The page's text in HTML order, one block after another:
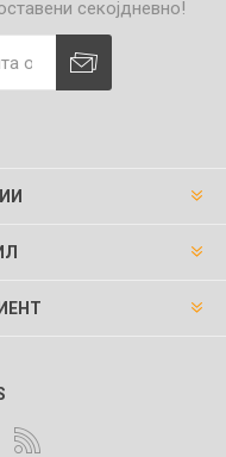
секојдневно!